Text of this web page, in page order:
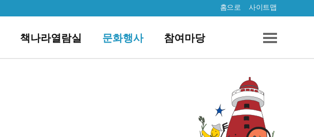
홈으로 사이트맵
책나라열람실 문화행사 참여마당